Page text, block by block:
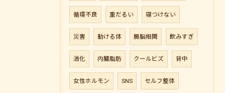
循環不良 重だるい 寝つけない
災害 動ける体 腸脳相関 飲みすぎ
消化 内臓脂肪 クールビズ 背中
女性ホルモン SNS セルフ整体